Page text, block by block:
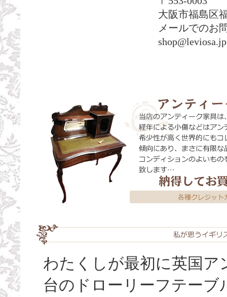
大阪市福島区
メールでのお
shop@leviosa.jp
わたくしが最初に英国
台のドローリーフテーブ